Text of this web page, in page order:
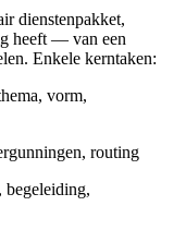
dienstenpakket,
heeft — van een
Enkele kerntaken:
vorm,
routing
begeleiding,